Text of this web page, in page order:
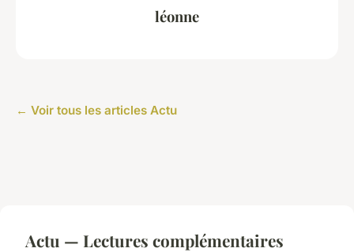
léonne
← Voir tous les articles Actu
Actu — Lectures complémentaires